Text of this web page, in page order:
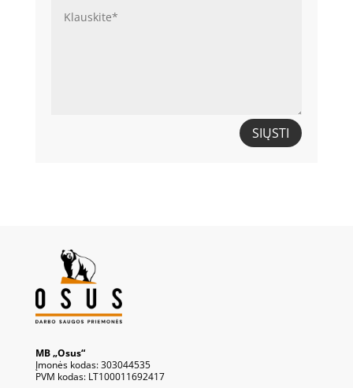
SIŲSTI
MB „Osus“
Įmonės kodas: 303044535
PVM kodas: LT100011692417